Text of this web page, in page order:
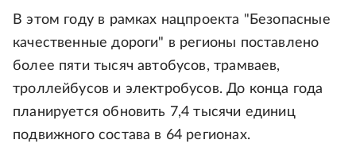
В этом году в рамках нацпроекта "Безопасные
качественные дороги" в регионы поставлено
более пяти тысяч автобусов, трамваев,
троллейбусов и электробусов. До конца года
планируется обновить 7,4 тысячи единиц
подвижного состава в 64 регионах.